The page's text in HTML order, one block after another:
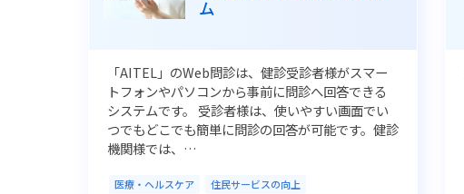
ム
「AITEL」のWeb問診は、健診受診者様がスマー
トフォンやパソコンから事前に問診へ回答できる
システムです。 受診者様は、使いやすい画面でい
つでもどこでも簡単に問診の回答が可能です。健診
機関様では、…
医療・ヘルスケア
住民サービスの向上